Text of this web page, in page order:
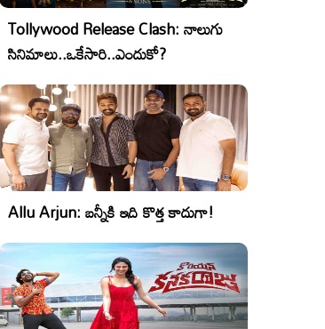
Tollywood Release Clash: నాలుగు
సినిమాలు..ఒకేసారి..ఎందుకో?
Allu Arjun: బన్నీకి ఇది కొత్త కాదుగా!